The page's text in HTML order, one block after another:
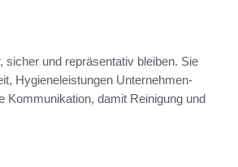
und repräsentativ bleiben. Sie
Hygieneleistungen Unternehmen-
Kommunikation, damit Reinigung und